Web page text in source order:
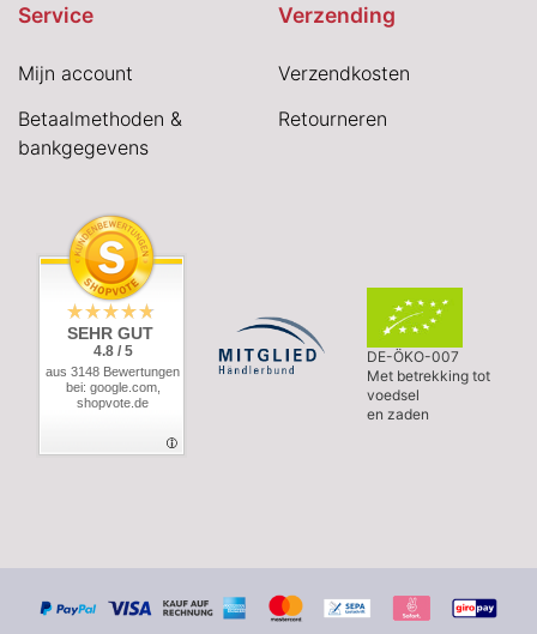
Service
Mijn account
Betaalmethoden &
bankgegevens
Verzending
Verzendkosten
Retourneren
SEHR GUT
4.8 / 5
aus 3148 Bewertungen
bei: google.com,
shopvote.de
DE-ÖKO-007
Met betrekking tot
voedsel
en zaden